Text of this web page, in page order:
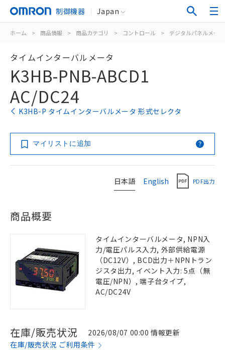
制御機器 Japan
ホーム > 商品情報 > 商品カテゴリ > コントロール > デジタルパネルメータ
タイムインターバルメータ
K3HB-PNB-ABCD1
AC/DC24
K3HB-P タイムインターバルメータ 形式セレクタ
マイリストに追加
日本語 English PDF出力
商品概要
タイムインターバルメータ, NPN入
力/電圧パルス入力, 外部供給電源
（DC12V）, BCD出力＋NPNトラン
ジスタ出力, イベント入力: 5点（無
電圧/NPN）, 端子台タイプ,
AC/DC24V
在庫/販売状況
2026/08/07 00:00 情報更新
在庫/販売状況 ご利用条件